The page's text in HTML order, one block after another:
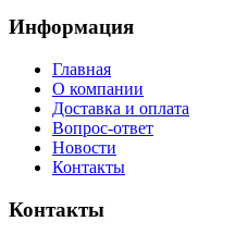
Информация
Главная
О компании
Доставка и оплата
Вопрос-ответ
Новости
Контакты
Контакты